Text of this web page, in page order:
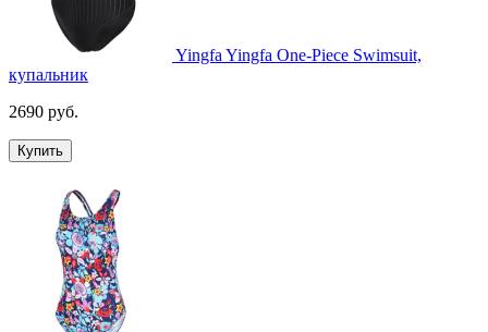
Yingfa Yingfa One-Piece Swimsuit,
купальник
2690 руб.
Купить